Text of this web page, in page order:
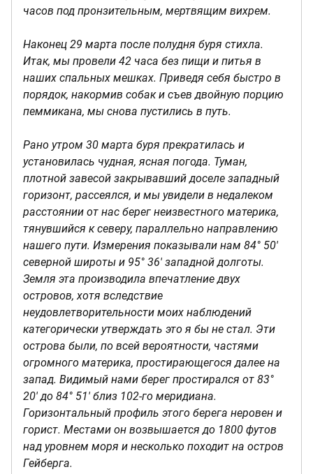
часов под пронзительным, мертвящим вихрем.
Наконец 29 марта после полудня буря стихла.
Итак, мы провели 42 часа без пищи и питья в
наших спальных мешках. Приведя себя быстро в
порядок, накормив собак и съев двойную порцию
пеммикана, мы снова пустились в путь.
Рано утром 30 марта буря прекратилась и
установилась чудная, ясная погода. Туман,
плотной завесой закрывавший доселе западный
горизонт, рассеялся, и мы увидели в недалеком
расстоянии от нас берег неизвестного материка,
тянувшийся к северу, параллельно направлению
нашего пути. Измерения показывали нам 84° 50'
северной широты и 95° 36' западной долготы.
Земля эта производила впечатление двух
островов, хотя вследствие
неудовлетворительности моих наблюдений
категорически утверждать это я бы не стал. Эти
острова были, по всей вероятности, частями
огромного материка, простирающегося далее на
запад. Видимый нами берег простирался от 83°
20' до 84° 51' близ 102-го меридиана.
Горизонтальный профиль этого берега неровен и
горист. Местами он возвышается до 1800 футов
над уровнем моря и несколько походит на остров
Гейберга.